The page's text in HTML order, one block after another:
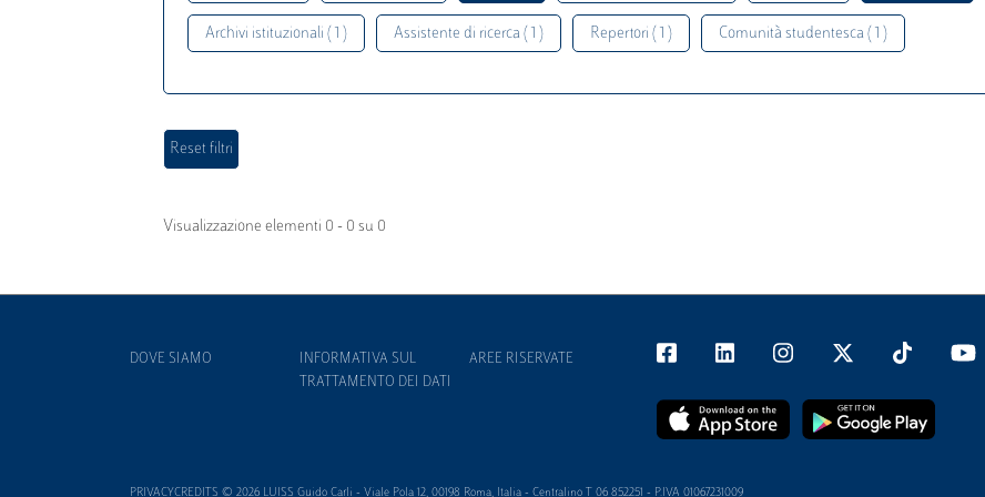
Archivi istituzionali ( 1 ) Assistente di ricerca ( 1 ) Repertori ( 1 ) Comunità studentesca ( 1 )
Visualizzazione elementi 0 - 0 su 0
DOVE SIAMO
INFORMATIVA SUL
TRATTAMENTO DEI DATI
AREE RISERVATE
PRIVACYCREDITS © 2026 LUISS Guido Carli - Viale Pola 12, 00198 Roma, Italia - Centralino T 06 852251 - P.IVA 01067231009